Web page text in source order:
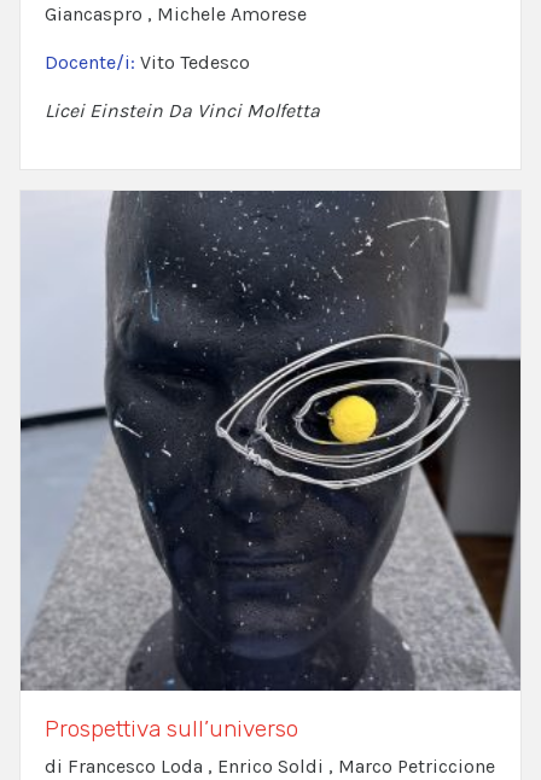
Giancaspro , Michele Amorese
Docente/i: Vito Tedesco
Licei Einstein Da Vinci Molfetta
Prospettiva sull’universo
di Francesco Loda , Enrico Soldi , Marco Petriccione